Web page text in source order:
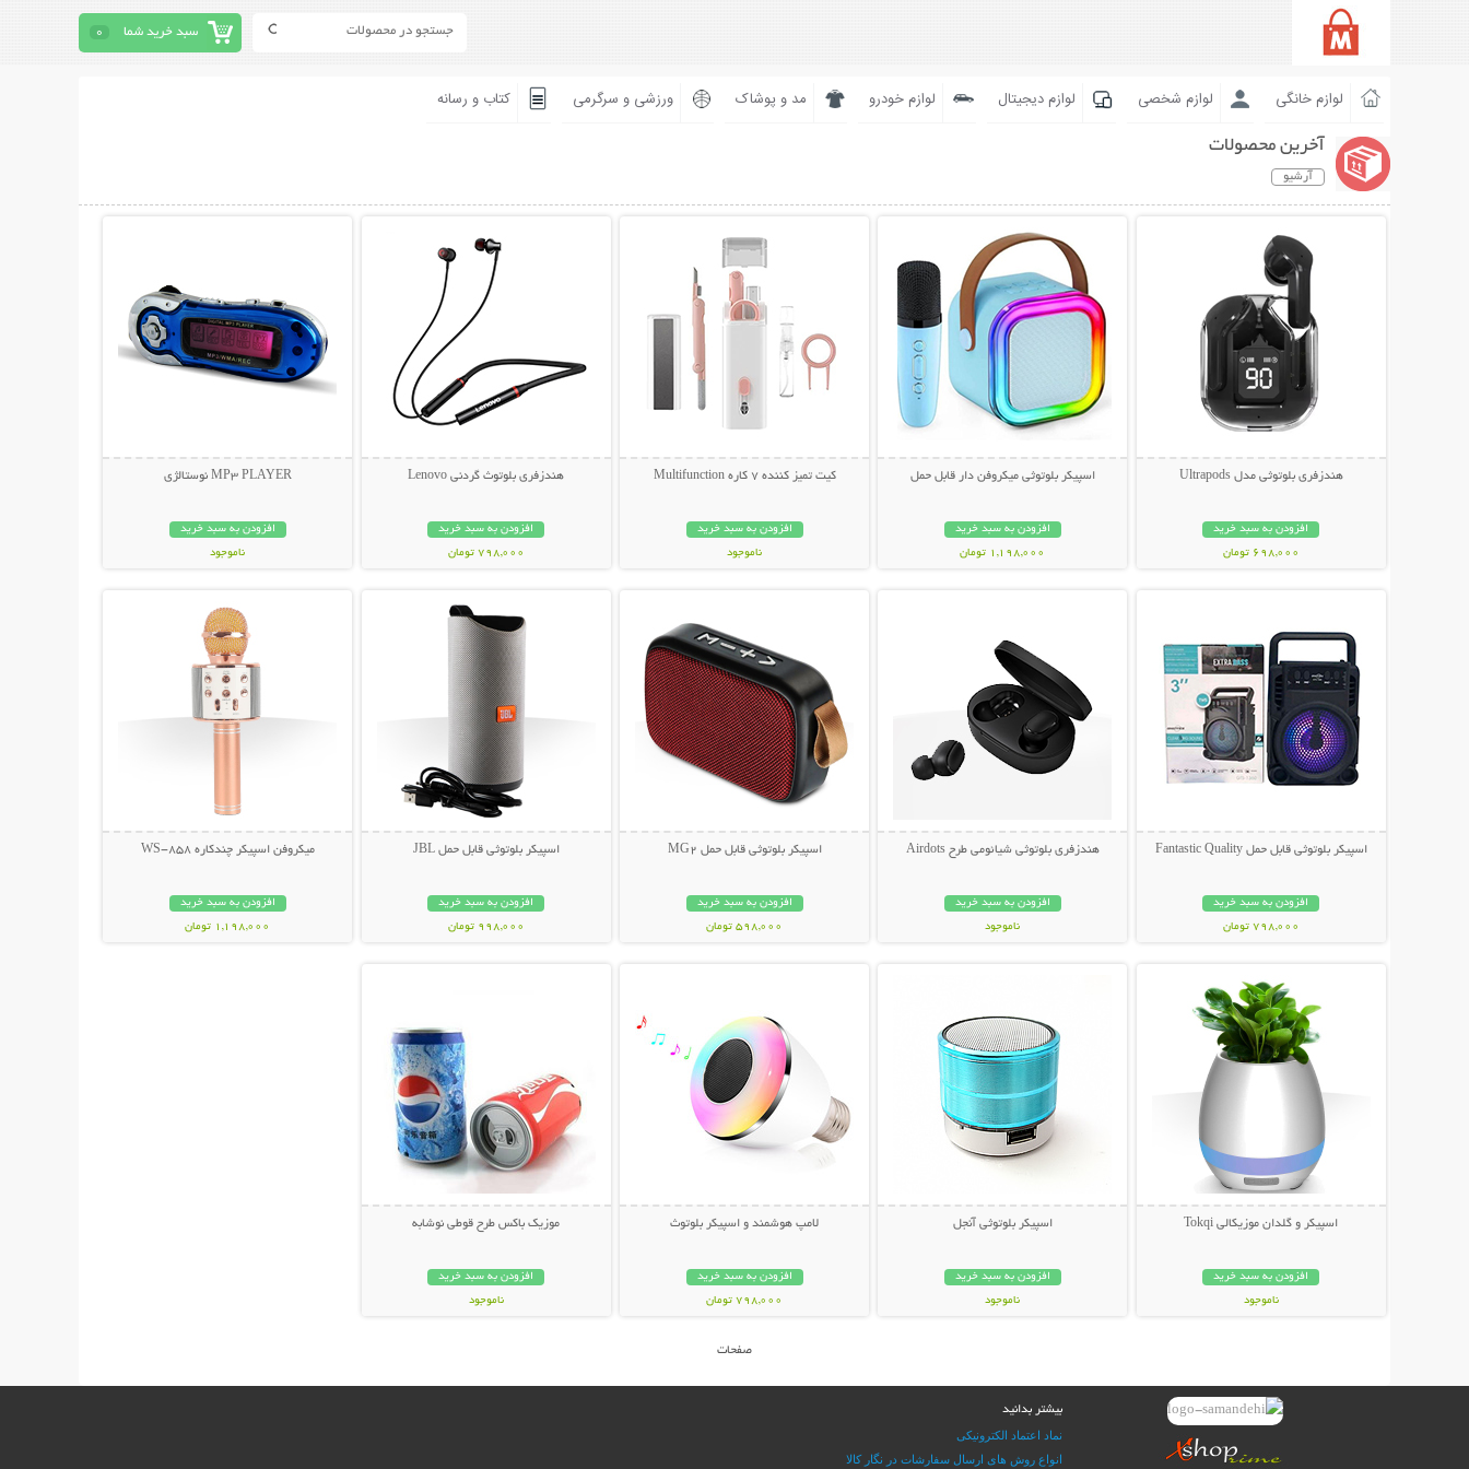
سبد خرید شما 0
لوازم خانگی لوازم شخصی لوازم دیجیتال لوازم خودرو مد و پوشاک ورزشی و سرگرمی کتاب و رسانه
آخرین محصولات
آرشیو
هندزفری بلوتوثی مدل Ultrapods
افزودن به سبد خرید
698,000 تومان
اسپیکر بلوتوثی میکروفن دار قابل حمل
افزودن به سبد خرید
1,198,000 تومان
کیت تمیز کننده 7 کاره Multifunction
افزودن به سبد خرید
ناموجود
هندزفری بلوتوث گردنی Lenovo
افزودن به سبد خرید
798,000 تومان
MP3 PLAYER نوستالژی
افزودن به سبد خرید
ناموجود
اسپیکر بلوتوثی قابل حمل Fantastic Quality
افزودن به سبد خرید
798,000 تومان
هندزفری بلوتوثی شیائومی طرح Airdots
افزودن به سبد خرید
ناموجود
اسپیکر بلوتوثی قابل حمل MG2
افزودن به سبد خرید
598,000 تومان
اسپیکر بلوتوثی قابل حمل JBL
افزودن به سبد خرید
998,000 تومان
میکروفن اسپیکر چندکاره WS-858
افزودن به سبد خرید
1,198,000 تومان
اسپیکر و گلدان موزیکالی Tokqi
افزودن به سبد خرید
ناموجود
اسپیکر بلوتوثی آنجل
افزودن به سبد خرید
ناموجود
لامپ هوشمند و اسپیکر بلوتوث
افزودن به سبد خرید
798,000 تومان
موزیک باکس طرح قوطی نوشابه
افزودن به سبد خرید
ناموجود
صفحات
بیشتر بدانید
نماد اعتماد الکترونیکی
انواع روش های ارسال سفارشات در نگار کالا